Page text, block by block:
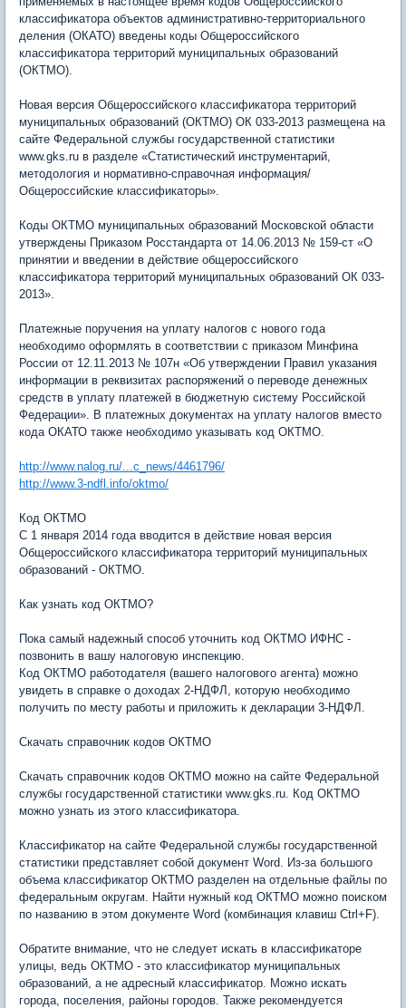
классификатора объектов административно-территориального
деления (ОКАТО) введены коды Общероссийского
классификатора территорий муниципальных образований
(ОКТМО).
Новая версия Общероссийского классификатора территорий
муниципальных образований (ОКТМО) ОК 033-2013 размещена на
сайте Федеральной службы государственной статистики
www.gks.ru в разделе «Статистический инструментарий,
методология и нормативно-справочная информация/
Общероссийские классификаторы».
Коды ОКТМО муниципальных образований Московской области
утверждены Приказом Росстандарта от 14.06.2013 № 159-ст «О
принятии и введении в действие общероссийского
классификатора территорий муниципальных образований ОК 033-
2013».
Платежные поручения на уплату налогов с нового года
необходимо оформлять в соответствии с приказом Минфина
России от 12.11.2013 № 107н «Об утверждении Правил указания
информации в реквизитах распоряжений о переводе денежных
средств в уплату платежей в бюджетную систему Российской
Федерации». В платежных документах на уплату налогов вместо
кода ОКАТО также необходимо указывать код ОКТМО.
http://www.nalog.ru/...c_news/4461796/
http://www.3-ndfl.info/oktmo/
Код ОКТМО
С 1 января 2014 года вводится в действие новая версия
Общероссийского классификатора территорий муниципальных
образований - ОКТМО.
Как узнать код ОКТМО?
Пока самый надежный способ уточнить код ОКТМО ИФНС -
позвонить в вашу налоговую инспекцию.
Код ОКТМО работодателя (вашего налогового агента) можно
увидеть в справке о доходах 2-НДФЛ, которую необходимо
получить по месту работы и приложить к декларации 3-НДФЛ.
Скачать справочник кодов ОКТМО
Скачать справочник кодов ОКТМО можно на сайте Федеральной
службы государственной статистики www.gks.ru. Код ОКТМО
можно узнать из этого классификатора.
Классификатор на сайте Федеральной службы государственной
статистики представляет собой документ Word. Из-за большого
объема классификатор ОКТМО разделен на отдельные файлы по
федеральным округам. Найти нужный код ОКТМО можно поиском
по названию в этом документе Word (комбинация клавиш Ctrl+F).
Обратите внимание, что не следует искать в классификаторе
улицы, ведь ОКТМО - это классификатор муниципальных
образований, а не адресный классификатор. Можно искать
города, поселения, районы городов. Также рекомендуется